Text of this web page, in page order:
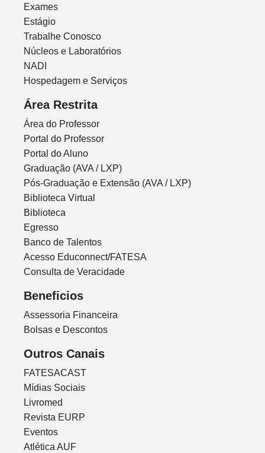
Exames
Estágio
Trabalhe Conosco
Núcleos e Laboratórios
NADI
Hospedagem e Serviços
Área Restrita
Área do Professor
Portal do Professor
Portal do Aluno
Graduação (AVA / LXP)
Pós-Graduação e Extensão (AVA / LXP)
Biblioteca Virtual
Biblioteca
Egresso
Banco de Talentos
Acesso Educonnect/FATESA
Consulta de Veracidade
Beneficios
Assessoria Financeira
Bolsas e Descontos
Outros Canais
FATESACAST
Mídias Sociais
Livromed
Revista EURP
Eventos
Atlética AUF